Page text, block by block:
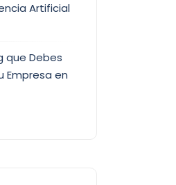
Artificial
que Debes
Empresa en